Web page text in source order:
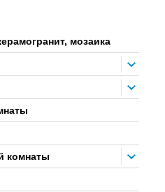
мозаика
комнаты